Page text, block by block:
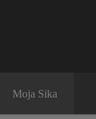
Moja Sika